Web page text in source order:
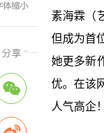
素海霖（
但成为首
她更多新
优。在该
人气高企！